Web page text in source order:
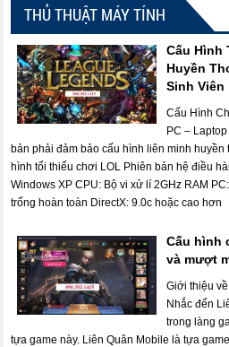
THỦ THUẬT MÁY TÍNH
Cấu Hình
Huyền
Sinh Viên
Cấu Hình
PC –
bản phải đảm bảo cấu hình liên minh
hình tối thiểu chơi LOL Phiên bản hệ điều
Windows XP CPU: Bộ vi xử lí 2GHz RAM
trống hoàn toàn DirectX: 9.0c hoặc cao hơn
Cấu hình
và mượt
Giới thiệu
Nhắc đến
trong làng
tựa game này. Liên Quân Mobile là tựa